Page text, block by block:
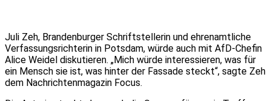
Juli Zeh, Brandenburger Schriftstellerin und ehrenamtliche
Verfassungsrichterin in Potsdam, würde auch mit AfD-Chefin
Alice Weidel diskutieren. „Mich würde interessieren, was für
ein Mensch sie ist, was hinter der Fassade steckt“, sagte Zeh
dem Nachrichtenmagazin Focus.